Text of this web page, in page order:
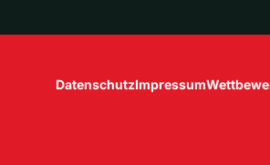
DatenschutzImpressum